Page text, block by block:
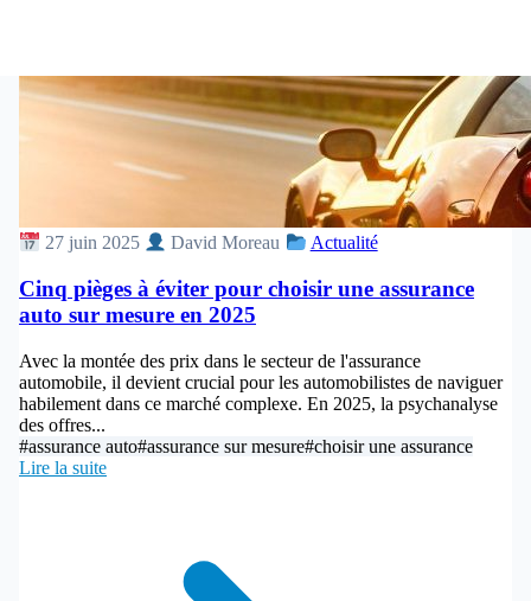
27 juin 2025 David Moreau Actualité
Cinq pièges à éviter pour choisir une assurance
auto sur mesure en 2025
Avec la montée des prix dans le secteur de l'assurance
automobile, il devient crucial pour les automobilistes de naviguer
habilement dans ce marché complexe. En 2025, la psychanalyse
des offres...
#assurance auto#assurance sur mesure#choisir une assurance
Lire la suite